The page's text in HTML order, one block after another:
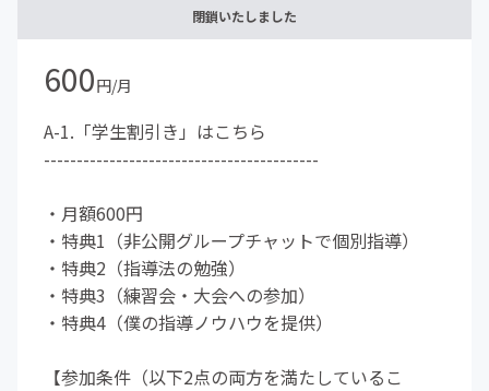
閉鎖いたしました
600円/月
A-1.「学生割引き」はこちら
------------------------------------------
・月額600円
・特典1（非公開グループチャットで個別指導）
・特典2（指導法の勉強）
・特典3（練習会・大会への参加）
・特典4（僕の指導ノウハウを提供）
【参加条件（以下2点の両方を満たしているこ